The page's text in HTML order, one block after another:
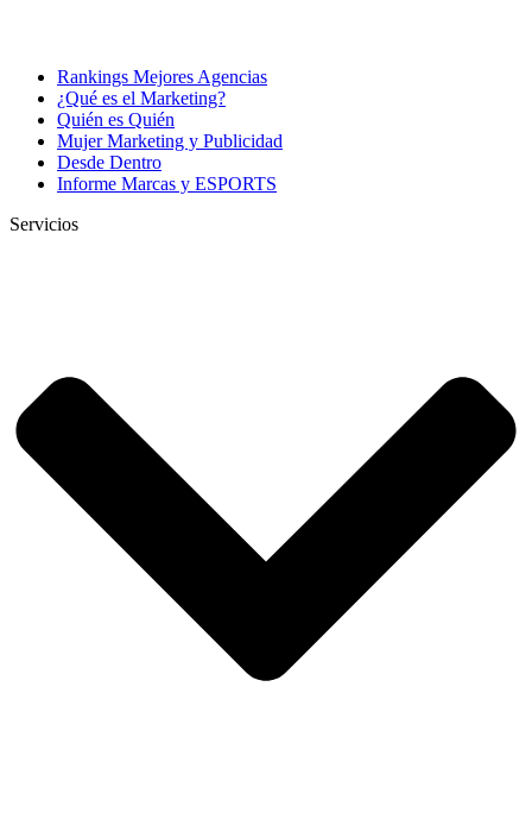
Rankings Mejores Agencias
¿Qué es el Marketing?
Quién es Quién
Mujer Marketing y Publicidad
Desde Dentro
Informe Marcas y ESPORTS
Servicios